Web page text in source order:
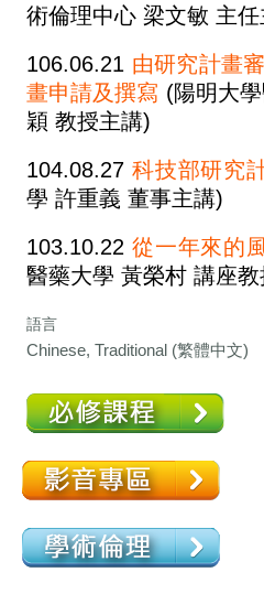
術倫理中心 梁文敏 主任
106.06.21 由研究計畫
畫申請及撰寫 (陽明大
穎 教授主講)
104.08.27 科技部研究
學 許重義 董事主講)
103.10.22 從一年來的
醫藥大學 黃榮村 講座
語言
Chinese, Traditional (繁體中文)